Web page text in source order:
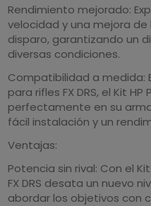
Rendimiento mejorado:
velocidad y una mejora
disparo, garantizando un
diversas condiciones.
Compatibilidad a medida:
para rifles FX DRS, el Kit
perfectamente en su
fácil instalación y un
Ventajas:
Potencia sin rival: Con el
FX DRS desata un nuevo
abordar los objetivos con